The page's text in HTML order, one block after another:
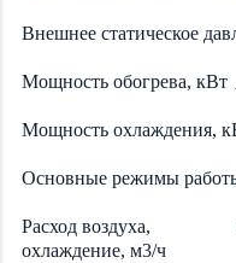
Внешнее статическое
Мощность обогрева, кВт
Мощность охлаждения,
Основные режимы
Расход воздуха,
охлаждение, м3/ч